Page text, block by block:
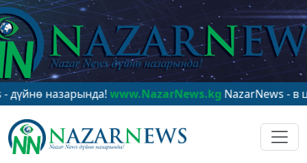
назарында!www.NazarNews.kgNazarNews - в